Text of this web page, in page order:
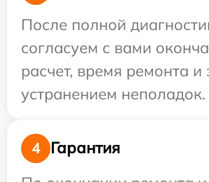
После полной
согласуем с вами
расчет, время ремонта и
устранением неполадок.
4
Гарантия